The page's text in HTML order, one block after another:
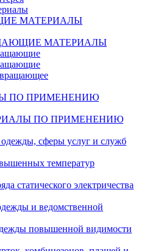
МАТЕРИАЛЫ
МАТЕРИАЛЫ
ПО ПРИМЕНЕНИЮ
ПО ПРИМЕНЕНИЮ
сферы услуг и служб
температур
статического электричества
и ведомственной
повышенной видимости